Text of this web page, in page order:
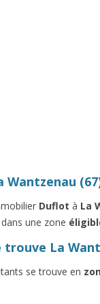
Wantzenau
Duflot à La
une zone
trouve La
se trouve en